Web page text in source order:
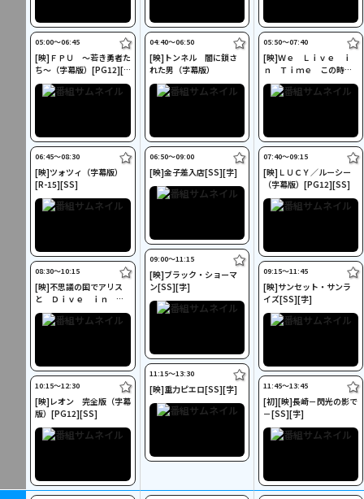
05:00〜06:45
[映]ＦＰＵ ～若き勇者た
ち～（字幕版）[PG12][S
S]
06:45〜08:30
[映]ツォツィ（字幕版）
[R-15][SS]
08:30〜10:15
[映]不思議の国でアリス
と Ｄｉｖｅ ｉｎ Ｗ
ｏｎｄｅｒｌａｎｄ[SS]
[字]
10:15〜12:30
[映]レオン 完全版（字幕
版）[PG12][SS]
04:40〜06:50
[映]トンネル 闇に鎖さ
れた男（字幕版）
06:50〜09:00
[映]金子差入店[SS][字]
09:00〜11:15
[映]ブラック・ショーマ
ン[SS][字]
11:15〜13:30
[映]重力ピエロ[SS][字]
05:50〜07:40
[映]Ｗｅ Ｌｉｖｅ ｉ
ｎ Ｔｉｍｅ この時を
生きて（字幕版）[SS]
07:40〜09:15
[映]ＬＵＣＹ／ルーシー
（字幕版）[PG12][SS]
09:15〜11:45
[映]サンセット・サンラ
イズ[SS][字]
11:45〜13:45
[初][映]長崎－閃光の影で
－[SS][字]